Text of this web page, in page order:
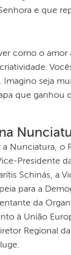
e que
como o amor
Imagino seja
que ganhou
a Nunciatura, o
Presidente
Schinás, a
para a
da
à União
Regional